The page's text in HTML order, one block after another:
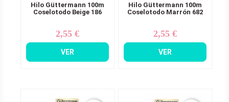
Hilo Güttermann 100m
Coselotodo Beige 186
Precio
2,55 €
VER
Hilo Güttermann 100m
Coselotodo Marrón 682
Precio
2,55 €
VER